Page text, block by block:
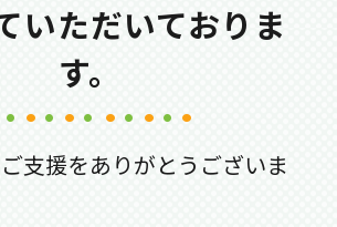
いただいておりま
す。
支援をありがとうございま